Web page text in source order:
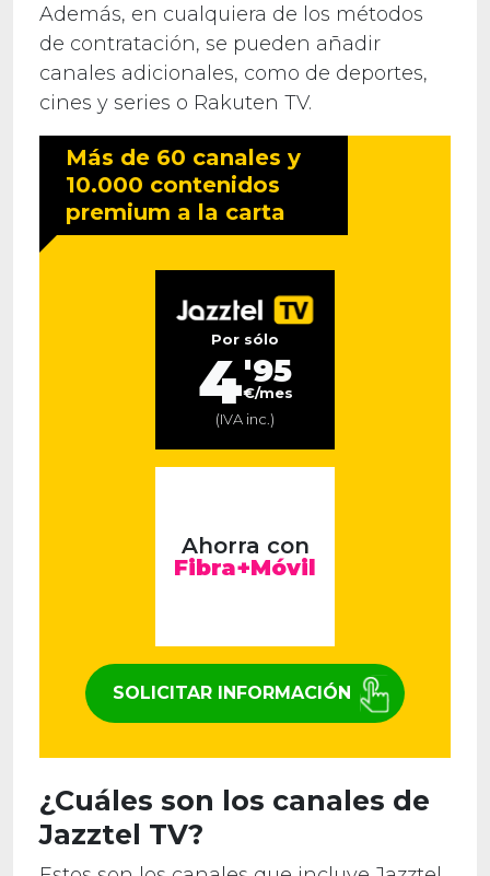
Además, en cualquiera de los métodos
de contratación, se pueden añadir
canales adicionales, como de deportes,
cines y series o Rakuten TV.
Más de 60 canales y
10.000 contenidos
premium a la carta
Por sólo
4'95
€/mes
(IVA inc.)
Ahorra con
Fibra+Móvil
SOLICITAR INFORMACIÓN
¿Cuáles son los canales de
Jazztel TV?